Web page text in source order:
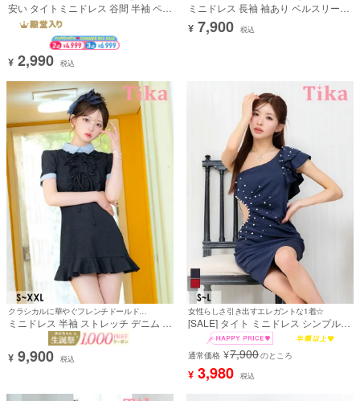
安い タイトミニドレス 谷間 半袖 ペプ
ラム ワンカラー クロスバストコード
ブラジャーのまま (向葵まる着用)
¥ 2,990 税込
ミニドレス 長袖 袖あり ベルスリーブ
ブラックレース ペプラム 谷間 ダブル
クロスネック ウエストベルト ストレ
¥ 7,900 税込
ミニドレス 半袖 ストレッチ デニム 襟
ー 下着のまま ネイビー XL XXL Aラ
イン キャバドレス (黒崎みさ着用) [tk-
md8665]
¥ 9,900 税込
女性らしさ引き出すエレガントな1着☆
[SALE] タイト ミニドレス シンプル
大人 ストレッチ ワンショルダー ゴー
ジャスフリル ホワイトパール ヌーデ
ィーシアー切り替え キャバドレス
(MIYABI着用)
通常価格 ¥7,900のところ
¥ 3,980 税込